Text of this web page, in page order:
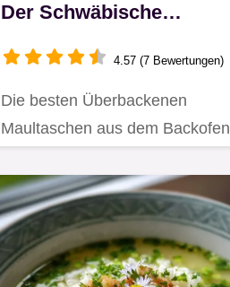
Der Schwäbische
KäseSpeckSauce4.57 (7 Bewertungen)
Die besten Überbackenen
Maultaschen aus dem Backofen
BéchamelSauce…